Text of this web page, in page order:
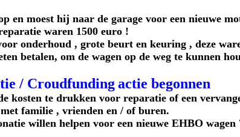
en moest hij naar de garage voor een nieuwe
waren 1500 euro !
onderhoud , grote beurt en keuring , deze
betalen, om de wagen op de weg te kunnen
/ Croudfundingactie begonnen
kosten te drukken voor reparatie of een
familie , vrienden en / of buren.
willen helpen voor een nieuwe EHBO wagen